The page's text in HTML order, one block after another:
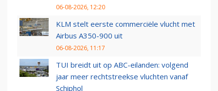
06-08-2026, 12:20
KLM stelt eerste commerciële vlucht met
Airbus A350-900 uit
06-08-2026, 11:17
TUI breidt uit op ABC-eilanden: volgend
jaar meer rechtstreekse vluchten vanaf
Schiphol